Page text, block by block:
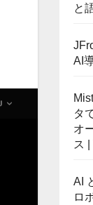
と
AI
タ
オ
ス
AI
ロ